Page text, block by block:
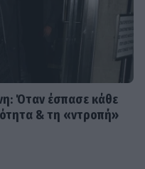
Όταν έσπασε κάθε
& τη «ντροπή»